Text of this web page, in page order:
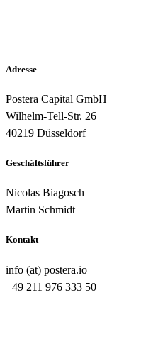
Adresse
Postera Capital GmbH
Wilhelm-Tell-Str. 26
40219 Düsseldorf
Geschäftsführer
Nicolas Biagosch
Martin Schmidt
Kontakt
info (at) postera.io
+49 211 976 333 50